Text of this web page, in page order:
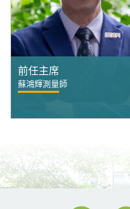
前任主席
蘇鴻輝測量師